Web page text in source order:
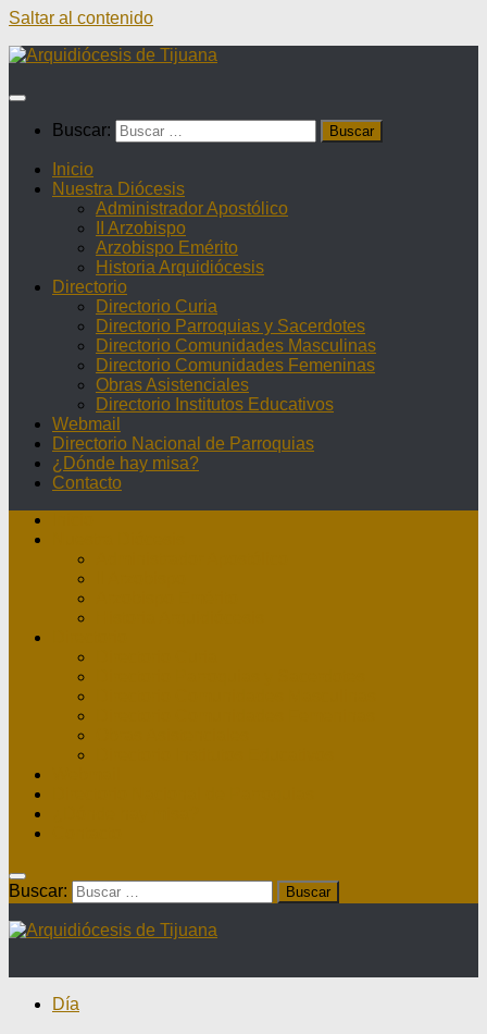
Saltar al contenido
Buscar:
Inicio
Nuestra Diócesis
Administrador Apostólico
II Arzobispo
Arzobispo Emérito
Historia Arquidiócesis
Directorio
Directorio Curia
Directorio Parroquias y Sacerdotes
Directorio Comunidades Masculinas
Directorio Comunidades Femeninas
Obras Asistenciales
Directorio Institutos Educativos
Webmail
Directorio Nacional de Parroquias
¿Dónde hay misa?
Contacto
Buscar:
Día